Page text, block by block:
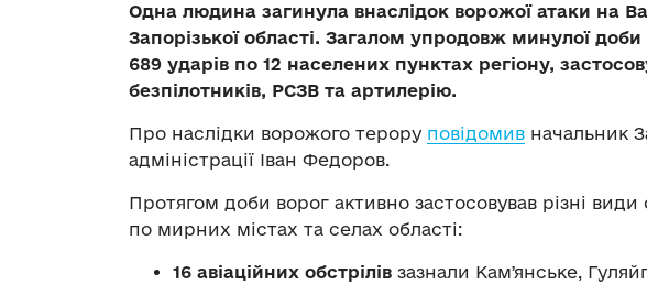
Одна людина загинула внаслідок ворожої атаки на
Запорізької області. Загалом упродовж минулої
689 ударів по 12 населених пунктах регіону,
безпілотників, РСЗВ та артилерію.
Про наслідки ворожого терору повідомив начальник
адміністрації Іван Федоров.
Протягом доби ворог активно застосовував різні
по мирних містах та селах області:
16 авіаційних обстрілів зазнали Камʼянське,